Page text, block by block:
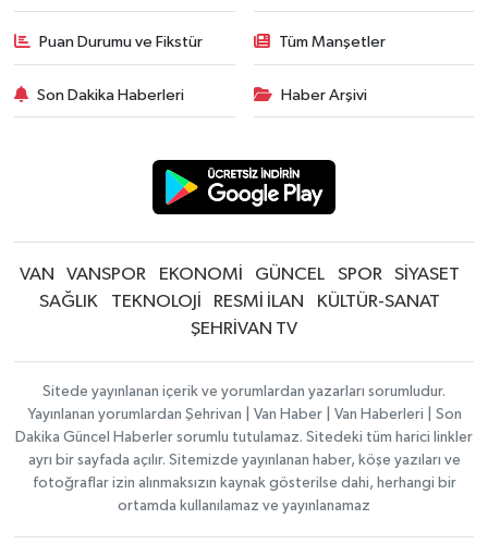
Puan Durumu ve Fikstür Tüm Manşetler
Son Dakika Haberleri Haber Arşivi
VAN VANSPOR EKONOMİ GÜNCEL SPOR
SİYASET
SAĞLIK
TEKNOLOJİ RESMİ İLAN
KÜLTÜR-SANAT
ŞEHRİVAN TV
Sitede yayınlanan içerik ve yorumlardan yazarları sorumludur.
Yayınlanan yorumlardan Şehrivan | Van Haber | Van Haberleri | Son
Dakika Güncel Haberler sorumlu tutulamaz. Sitedeki tüm harici linkler
ayrı bir sayfada açılır. Sitemizde yayınlanan haber, köşe yazıları ve
fotoğraflar izin alınmaksızın kaynak gösterilse dahi, herhangi bir
ortamda kullanılamaz ve yayınlanamaz